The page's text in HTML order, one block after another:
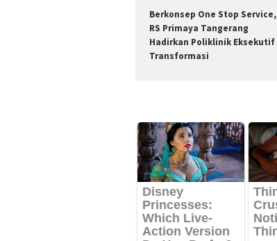
Berkonsep One Stop Service,
RS Primaya Tangerang
Hadirkan Poliklinik Eksekutif
Transformasi